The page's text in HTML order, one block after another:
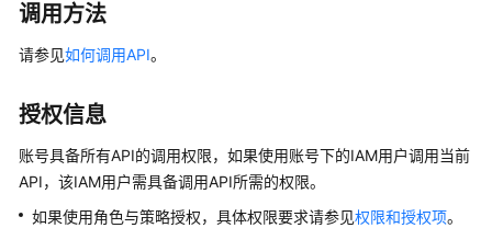
产
品
绍
数
据
理
调用方法
请参见如何调用API。
授权信息
账号具备所有API的调用权限，如果使用账号下的IAM用户调用当前
API，该IAM用户需具备调用API所需的权限。
如果使用角色与策略授权，具体权限要求请参见权限和授权项。